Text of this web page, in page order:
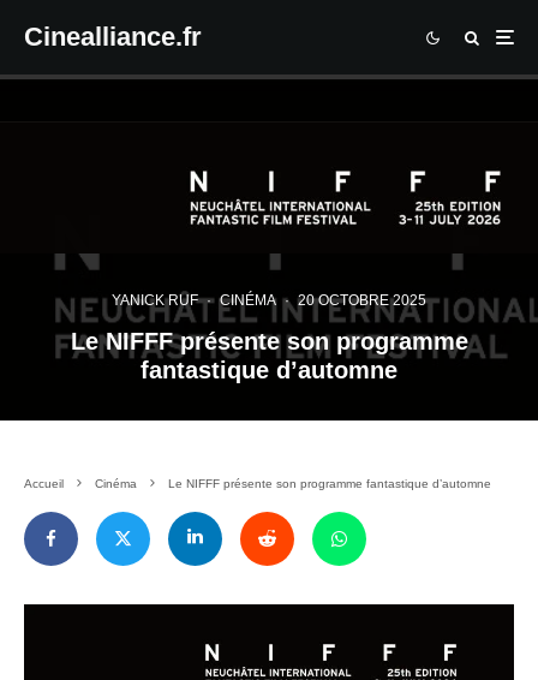
Cinealliance.fr
YANICK RUF · CINÉMA · 20 OCTOBRE 2025
Le NIFFF présente son programme
fantastique d’automne
Accueil Cinéma Le NIFFF présente son programme fantastique d’automne